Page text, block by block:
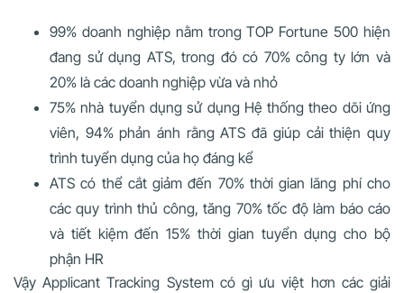
99% doanh nghiệp nằm trong TOP Fortune 500 hiện
đang sử dụng ATS, trong đó có 70% công ty lớn và
20% là các doanh nghiệp vừa và nhỏ
75% nhà tuyển dụng sử dụng Hệ thống theo dõi ứng
viên, 94% phản ánh rằng ATS đã giúp cải thiện quy
trình tuyển dụng của họ đáng kể
ATS có thể cắt giảm đến 70% thời gian lãng phí cho
các quy trình thủ công, tăng 70% tốc độ làm báo cáo
và tiết kiệm đến 15% thời gian tuyển dụng cho bộ
phận HR
Vậy Applicant Tracking System có gì ưu việt hơn các giải